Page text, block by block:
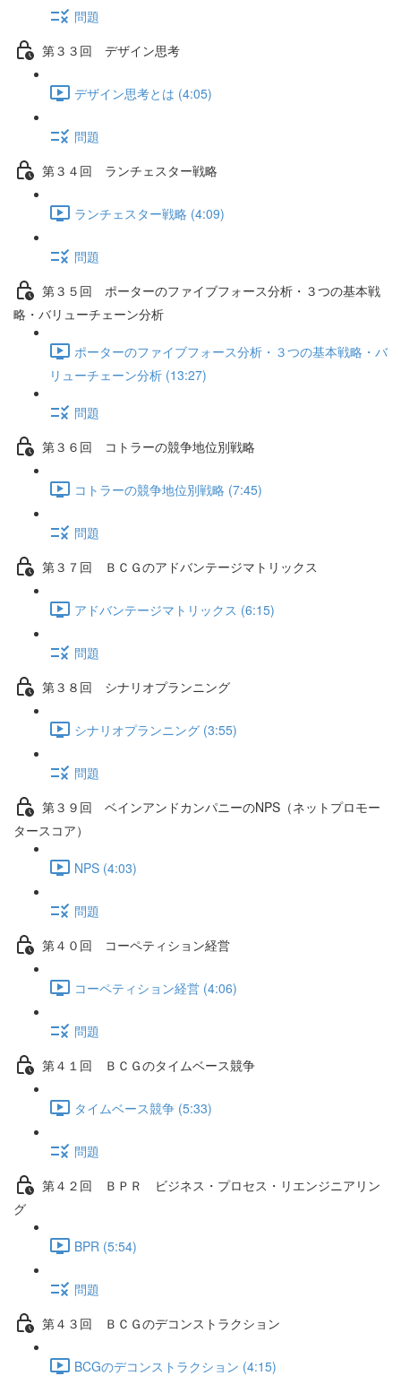
問題
第３３回 デザイン思考
デザイン思考とは (4:05)
問題
第３４回 ランチェスター戦略
ランチェスター戦略 (4:09)
問題
第３５回 ポーターのファイブフォース分析・３つの基本戦
略・バリューチェーン分析
ポーターのファイブフォース分析・３つの基本戦略・バ
リューチェーン分析 (13:27)
問題
第３６回 コトラーの競争地位別戦略
コトラーの競争地位別戦略 (7:45)
問題
第３７回 ＢＣＧのアドバンテージマトリックス
アドバンテージマトリックス (6:15)
問題
第３８回 シナリオプランニング
シナリオプランニング (3:55)
問題
第３９回 ベインアンドカンパニーのNPS（ネットプロモー
タースコア）
NPS (4:03)
問題
第４０回 コーペティション経営
コーペティション経営 (4:06)
問題
第４１回 ＢＣＧのタイムベース競争
タイムベース競争 (5:33)
問題
第４２回 ＢＰＲ ビジネス・プロセス・リエンジニアリン
グ
BPR (5:54)
問題
第４３回 ＢＣＧのデコンストラクション
BCGのデコンストラクション (4:15)